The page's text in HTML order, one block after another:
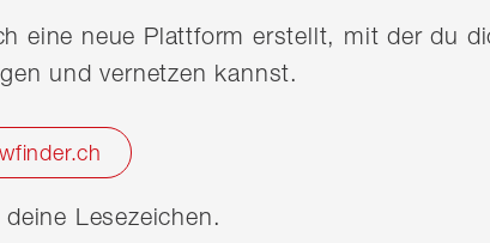
eine neue Plattform erstellt, mit der du
und vernetzen kannst.
Lesezeichen.